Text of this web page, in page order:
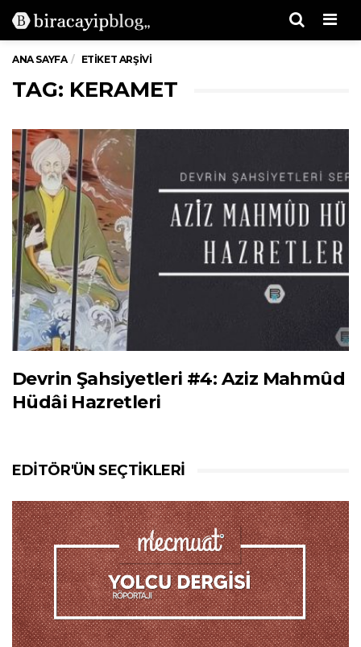
ANA SAYFA ETIKET ARŞIVI
TAG: KERAMET
Devrin Şahsiyetleri #4: Aziz Mahmûd
Hüdâi Hazretleri
EDITÖR'ÜN SEÇTIKLERI